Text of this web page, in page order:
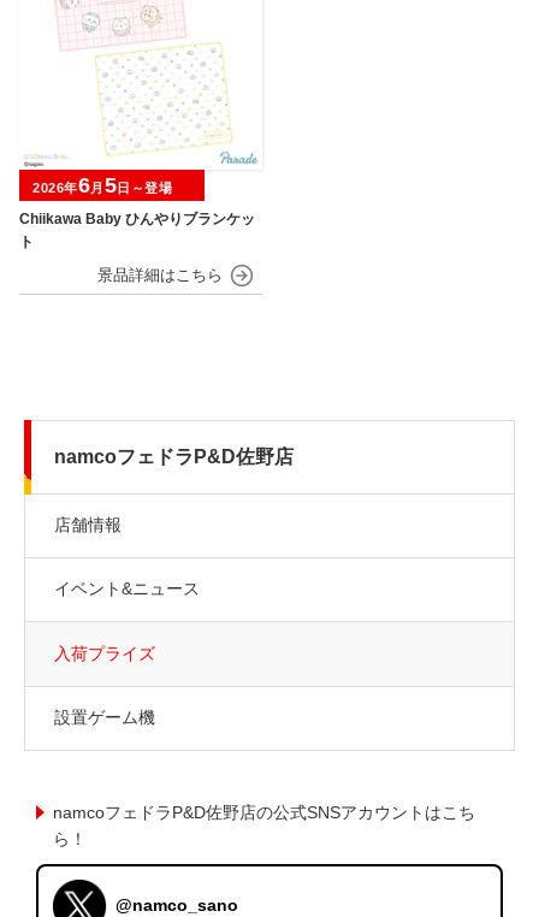
Chiikawa Baby ひんやりブランケッ
ト
2026年6月 5 日～登場
namcoフェドラP&D佐野店
店舗情報
イベント&ニュース
入荷プライズ
設置ゲーム機
namcoフェドラP&D佐野店の公式SNSアカウントはこち
ら！
@namco_sano